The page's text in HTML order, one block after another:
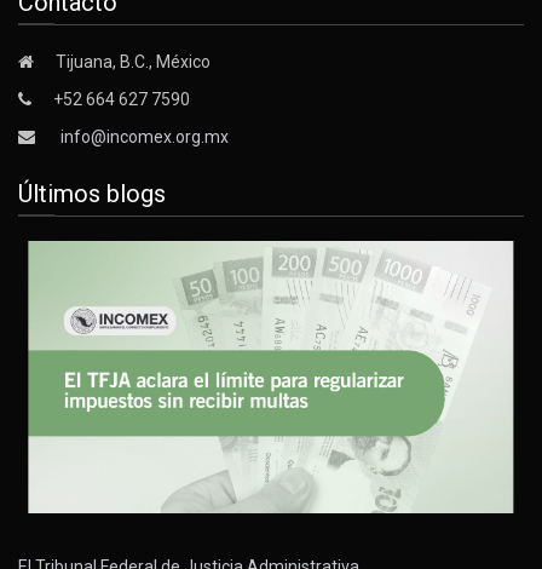
Tijuana, B.C., México
+52 664 627 7590
info@incomex.org.mx
Últimos blogs